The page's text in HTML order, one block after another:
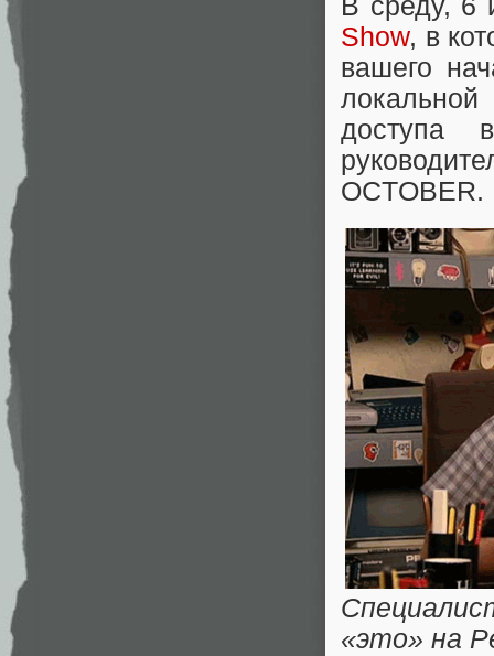
В среду, 6
Show, в
вашего
доступа
OCTOBER.
«это» на